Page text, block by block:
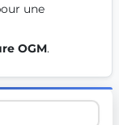
une
OGM.